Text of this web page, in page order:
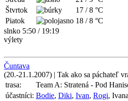
Štvrtok
17 / 8 °C
Piatok
18 / 8 °C
slnko 5:50 / 19:19
výlety
Čuntava
(20.-21.1.2007) | Tak ako sa páchateľ
trasa:
Team A: Stratená - Pod
účastníci: Bodie, Diki, Ivan, Rogi,